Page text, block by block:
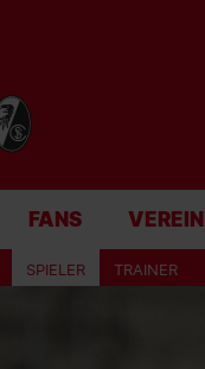
FANS VEREIN
SPIELER TRAINER